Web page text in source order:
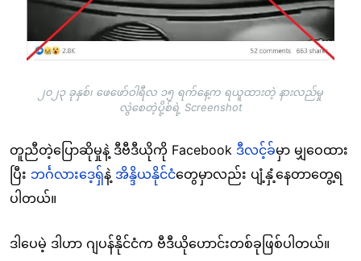
၂၀၂၃ ခုနှစ်၊ ဖေဖော်ဝါရီလ ၁၅ ရက်နေ့က ရယူထားတဲ့ နားလည်မှု
လွဲစေတဲ့ပို့စ်ရဲ့ Screenshot
တူညီတဲ့ပြောဆိုမှုနဲ့ ဒီဗီဒီယိုကို Facebook ဒီလင့်ခ်မှာ မျှဝေထား
ပြီး ဘင်္ဂလားဒေ့ရှ်နဲ့ အိန္ဒိယနိုင်ငံတွေမှာလည်း ပျံ့နှံ့နေတာတွေ့ရ
ပါတယ်။
ဒါပေမဲ့ ဒါဟာ ဂျပန်နိုင်ငံက ဗီဒီယိုဟောင်းတစ်ခုဖြစ်ပါတယ်။